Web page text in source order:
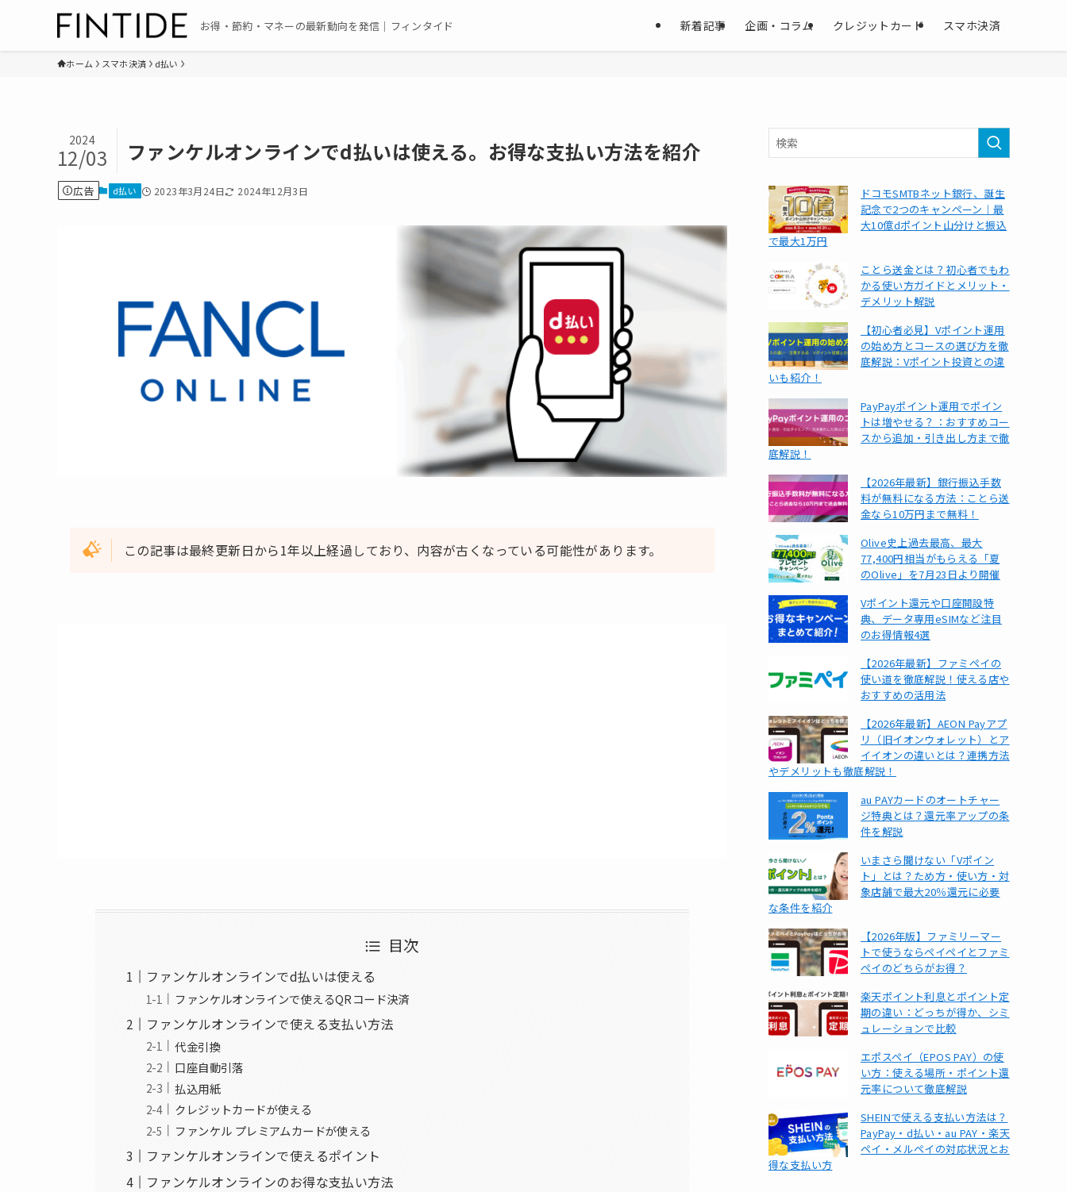
お得・節約・マネーの最新動向を発信｜フィンタイド 新着記事 企画・コラム クレジットカード スマホ決済
ホーム スマホ決済 d払い
ファンケルオンラインでd払いは使える。お得な支払い方法を紹介
2024
12/03
広告 d払い 2023年3月24日 2024年12月3日
この記事は最終更新日から1年以上経過しており、内容が古くなっている可能性があります。
目次
ファンケルオンラインでd払いは使える
ファンケルオンラインで使えるQRコード決済
ファンケルオンラインで使える支払い方法
代金引換
口座自動引落
払込用紙
クレジットカードが使える
ファンケル プレミアムカードが使える
ファンケルオンラインで使えるポイント
ファンケルオンラインのお得な支払い方法
ドコモSMTBネット銀行、誕生
記念で2つのキャンペーン｜最
大10億dポイント山分けと振込
で最大1万円
ことら送金とは？初心者でもわ
かる使い方ガイドとメリット・
デメリット解説
【初心者必見】Vポイント運用
の始め方とコースの選び方を徹
底解説：Vポイント投資との違
いも紹介！
PayPayポイント運用でポイン
トは増やせる？：おすすめコー
スから追加・引き出し方まで徹
底解説！
【2026年最新】銀行振込手数
料が無料になる方法：ことら送
金なら10万円まで無料！
Olive史上過去最高、最大
77,400円相当がもらえる「夏
のOlive」を7月23日より開催
Vポイント還元や口座開設特
典、データ専用eSIMなど注目
のお得情報4選
【2026年最新】ファミペイの
使い道を徹底解説！使える店や
おすすめの活用法
【2026年最新】AEON Payアプ
リ（旧イオンウォレット）とア
イイオンの違いとは？連携方法
やデメリットも徹底解説！
au PAYカードのオートチャー
ジ特典とは？還元率アップの条
件を解説
いまさら聞けない「Vポイン
ト」とは？ため方・使い方・対
象店舗で最大20％還元に必要
な条件を紹介
【2026年版】ファミリーマー
トで使うならペイペイとファミ
ペイのどちらがお得？
楽天ポイント利息とポイント定
期の違い：どっちが得か、シミ
ュレーションで比較
エポスペイ（EPOS PAY）の使
い方：使える場所・ポイント還
元率について徹底解説
SHEINで使える支払い方法は？
PayPay・d払い・au PAY・楽天
ペイ・メルペイの対応状況とお
得な支払い方